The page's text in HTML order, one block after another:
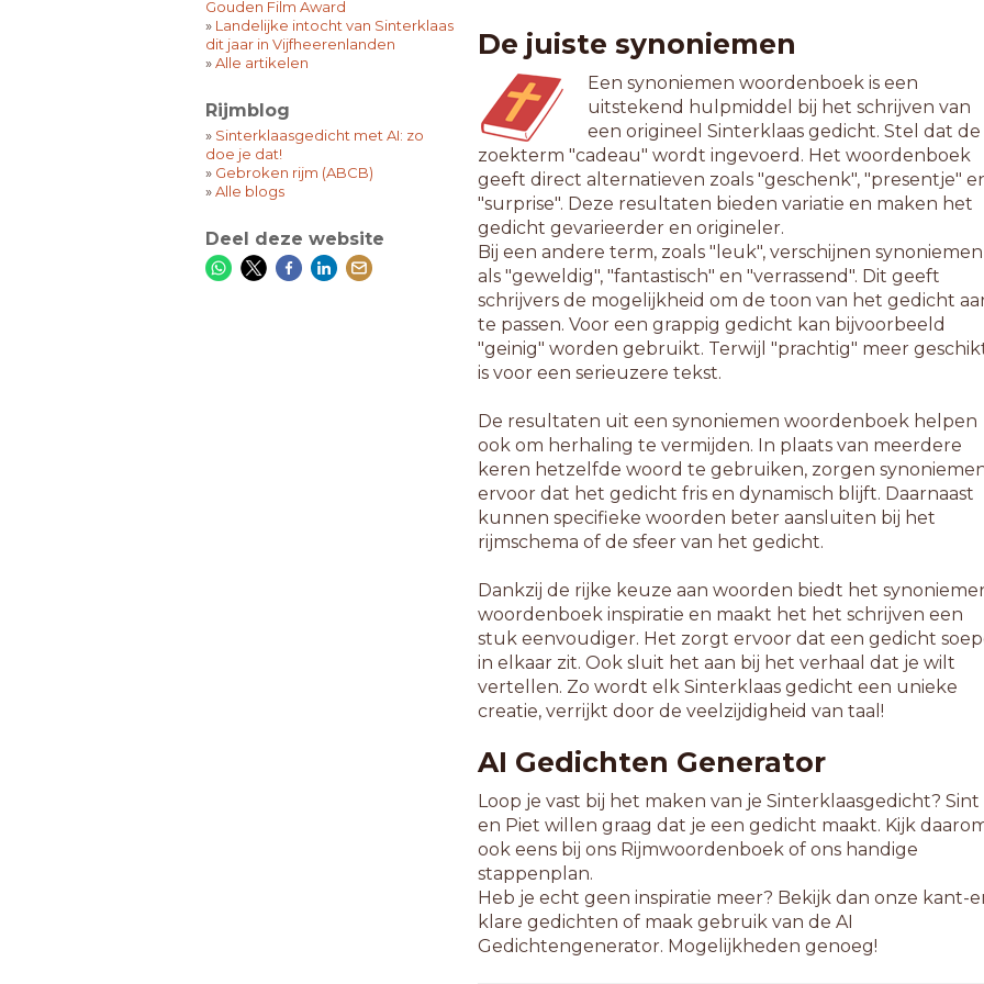
Gouden Film Award
» Landelijke intocht van Sinterklaas
dit jaar in Vijfheerenlanden
»Alle artikelen
Rijmblog
» Sinterklaasgedicht met AI: zo
doe je dat!
» Gebroken rijm (ABCB)
»Alle blogs
Deel deze website
De juiste synoniemen
Een synoniemen woordenboek is een
uitstekend hulpmiddel bij het schrijven van
een origineel Sinterklaas gedicht. Stel dat de
zoekterm "cadeau" wordt ingevoerd. Het woordenboek
geeft direct alternatieven zoals "geschenk", "presentje"
"surprise". Deze resultaten bieden variatie en maken het
gedicht gevarieerder en origineler.
Bij een andere term, zoals "leuk", verschijnen synoniemen
als "geweldig", "fantastisch" en "verrassend". Dit geeft
schrijvers de mogelijkheid om de toon van het gedicht
te passen. Voor een grappig gedicht kan bijvoorbeeld
"geinig" worden gebruikt. Terwijl "prachtig" meer
is voor een serieuzere tekst.
De resultaten uit een synoniemen woordenboek helpen
ook om herhaling te vermijden. In plaats van meerdere
keren hetzelfde woord te gebruiken, zorgen
ervoor dat het gedicht fris en dynamisch blijft. Daarnaast
kunnen specifieke woorden beter aansluiten bij het
rijmschema of de sfeer van het gedicht.
Dankzij de rijke keuze aan woorden biedt het
woordenboek inspiratie en maakt het het schrijven een
stuk eenvoudiger. Het zorgt ervoor dat een gedicht
in elkaar zit. Ook sluit het aan bij het verhaal dat je wilt
vertellen. Zo wordt elk Sinterklaas gedicht een unieke
creatie, verrijkt door de veelzijdigheid van taal!
AI Gedichten Generator
Loop je vast bij het maken van je Sinterklaasgedicht? Sint
en Piet willen graag dat je een gedicht maakt. Kijk
ook eens bij ons Rijmwoordenboek of ons handige
stappenplan.
Heb je echt geen inspiratie meer? Bekijk dan onze kant-
klare gedichten of maak gebruik van de AI
Gedichtengenerator. Mogelijkheden genoeg!